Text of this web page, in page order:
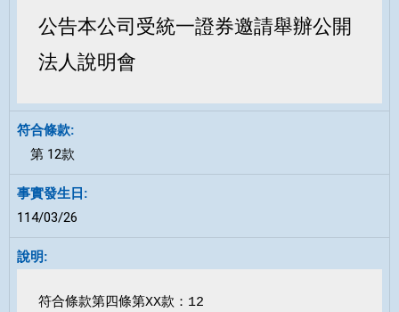
公告本公司受統一證券邀請舉辦公開
法人說明會
第 12款
114/03/26
符合條款第四條第XX款：12